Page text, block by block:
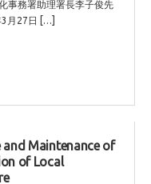
事務署助理署長李子俊先
月27日 […]
and Maintenance of
of Local